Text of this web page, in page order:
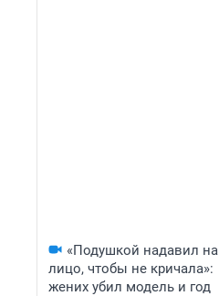
«Подушкой надавил на
лицо, чтобы не кричала»:
жених убил модель и год